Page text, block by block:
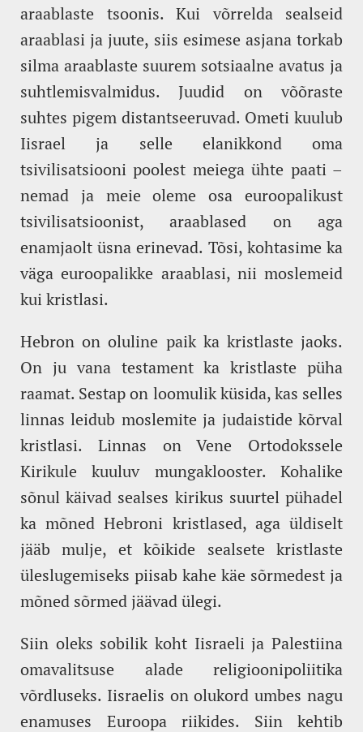
araablaste tsoonis. Kui võrrelda sealseid
araablasi ja juute, siis esimese asjana torkab
silma araablaste suurem sotsiaalne avatus ja
suhtlemisvalmidus. Juudid on võõraste
suhtes pigem distantseeruvad. Ometi kuulub
Iisrael ja selle elanikkond oma
tsivilisatsiooni poolest meiega ühte paati –
nemad ja meie oleme osa euroopalikust
tsivilisatsioonist, araablased on aga
enamjaolt üsna erinevad. Tõsi, kohtasime ka
väga euroopalikke araablasi, nii moslemeid
kui kristlasi.
Hebron on oluline paik ka kristlaste jaoks.
On ju vana testament ka kristlaste püha
raamat. Sestap on loomulik küsida, kas selles
linnas leidub moslemite ja judaistide kõrval
kristlasi. Linnas on Vene Ortodokssele
Kirikule kuuluv mungaklooster. Kohalike
sõnul käivad sealses kirikus suurtel pühadel
ka mõned Hebroni kristlased, aga üldiselt
jääb mulje, et kõikide sealsete kristlaste
üleslugemiseks piisab kahe käe sõrmedest ja
mõned sõrmed jäävad ülegi.
Siin oleks sobilik koht Iisraeli ja Palestiina
omavalitsuse alade religioonipoliitika
võrdluseks. Iisraelis on olukord umbes nagu
enamuses Euroopa riikides. Siin kehtib